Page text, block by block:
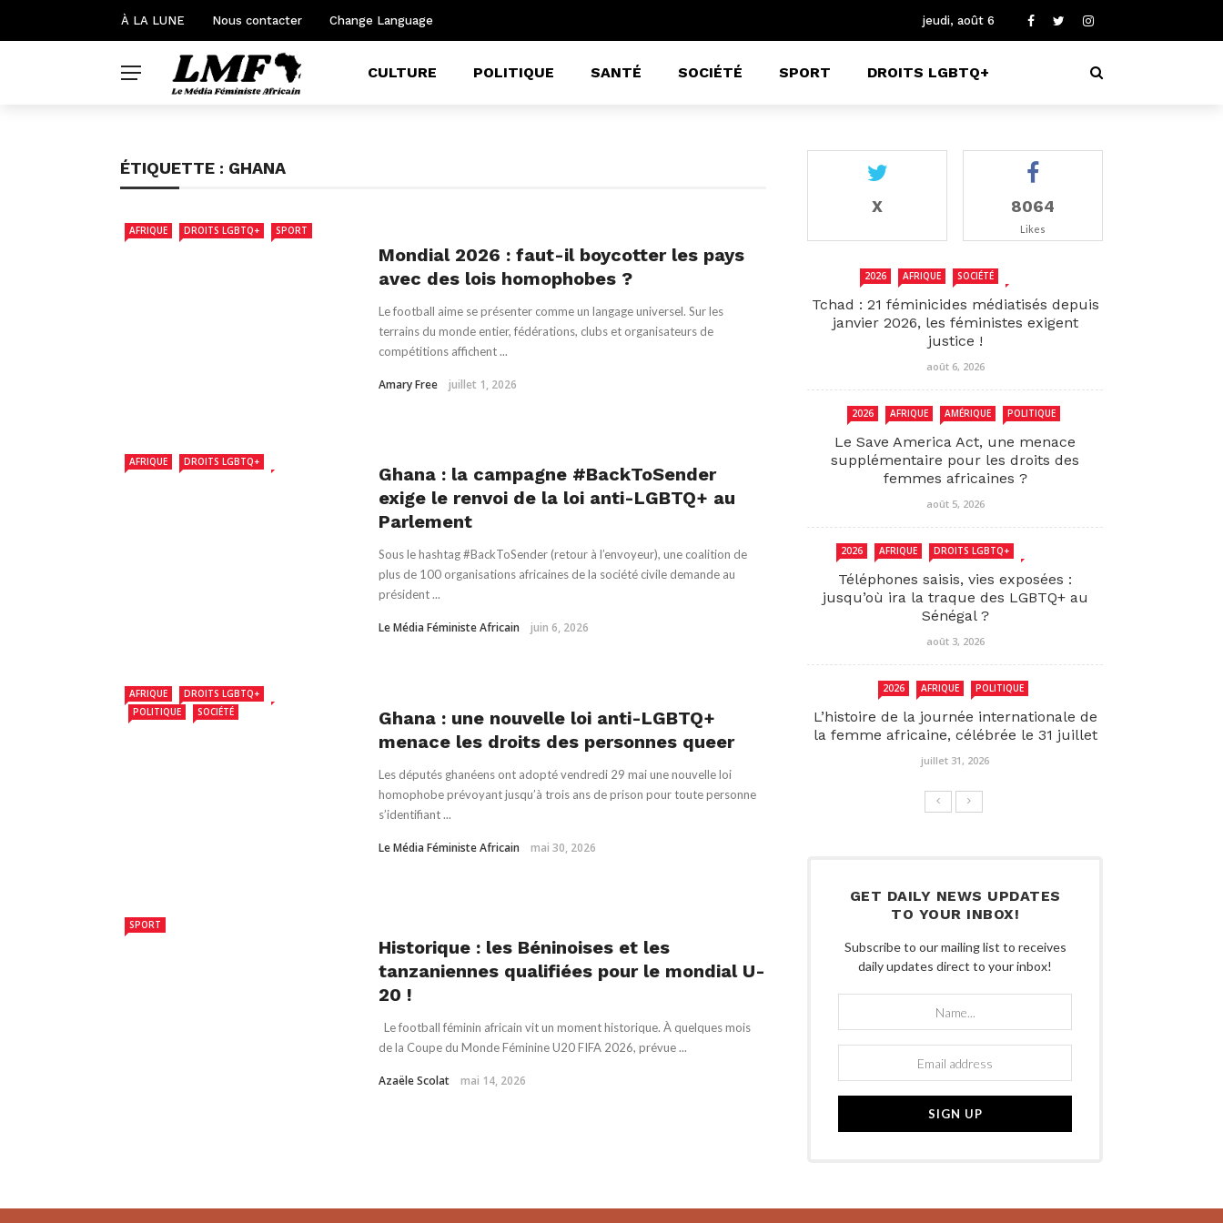
À LA LUNE Nous contacter Change Language jeudi, août 6
CULTURE POLITIQUE SANTÉ SOCIÉTÉ SPORT DROITS LGBTQ+
ÉTIQUETTE : GHANA
AFRIQUE DROITS LGBTQ+ SPORT
Mondial 2026 : faut-il boycotter les pays
avec des lois homophobes ?
Le football aime se présenter comme un langage universel. Sur les
terrains du monde entier, fédérations, clubs et organisateurs de
compétitions affichent ...
Amary Free juillet 1, 2026
AFRIQUE DROITS LGBTQ+
Ghana : la campagne #BackToSender
exige le renvoi de la loi anti-LGBTQ+ au
Parlement
Sous le hashtag #BackToSender (retour à l’envoyeur), une coalition de
plus de 100 organisations africaines de la société civile demande au
président ...
Le Média Féministe Africain juin 6, 2026
AFRIQUE DROITS LGBTQ+
POLITIQUE
SOCIÉTÉ
Ghana : une nouvelle loi anti-LGBTQ+
menace les droits des personnes queer
Les députés ghanéens ont adopté vendredi 29 mai une nouvelle loi
homophobe prévoyant jusqu’à trois ans de prison pour toute personne
s’identifiant ...
Le Média Féministe Africain mai 30, 2026
SPORT
Historique : les Béninoises et les
tanzaniennes qualifiées pour le mondial U-
20 !
Le football féminin africain vit un moment historique. À quelques mois
de la Coupe du Monde Féminine U20 FIFA 2026, prévue ...
Azaële Scolat mai 14, 2026
X 8064
Likes
2026 AFRIQUE SOCIÉTÉ
Tchad : 21 féminicides médiatisés depuis
janvier 2026, les féministes exigent
justice !
août 6, 2026
2026 AFRIQUE AMÉRIQUE POLITIQUE
Le Save America Act, une menace
supplémentaire pour les droits des
femmes africaines ?
août 5, 2026
2026 AFRIQUE DROITS LGBTQ+
Téléphones saisis, vies exposées :
jusqu’où ira la traque des LGBTQ+ au
Sénégal ?
août 3, 2026
2026 AFRIQUE POLITIQUE
L’histoire de la journée internationale de
la femme africaine, célébrée le 31 juillet
juillet 31, 2026
GET DAILY NEWS UPDATES
TO YOUR INBOX!
Subscribe to our mailing list to receives
daily updates direct to your inbox!